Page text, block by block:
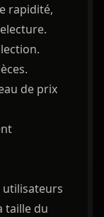
rapidité,
de prix
utilisateurs
taille du